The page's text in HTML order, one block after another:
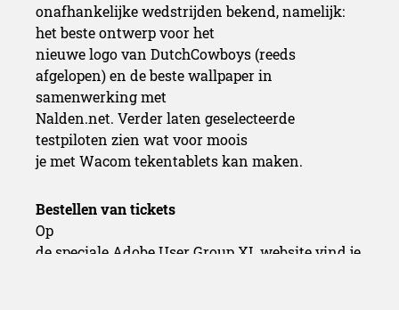
onafhankelijke wedstrijden bekend, namelijk:
het beste ontwerp voor het
nieuwe logo van DutchCowboys (reeds
afgelopen) en de beste wallpaper in
samenwerking met
Nalden.net. Verder laten geselecteerde
testpiloten zien wat voor moois
je met Wacom tekentablets kan maken.
Bestellen van tickets
Op
de speciale Adobe User Group XL website vind je